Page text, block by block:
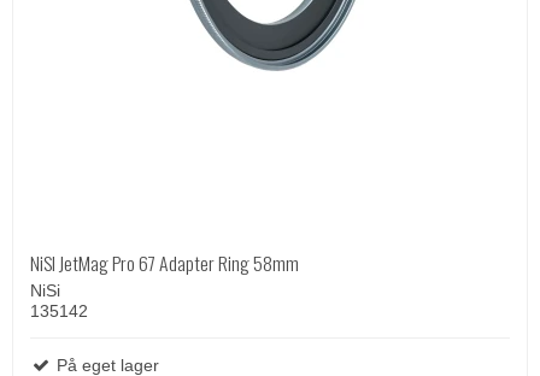
NiSI JetMag Pro 67 Adapter Ring 58mm
NiSi
135142
På eget lager